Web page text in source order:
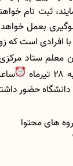
ثبت نام
بعمل
افرادی است که
معلم ستاد
حضور
های محتوا